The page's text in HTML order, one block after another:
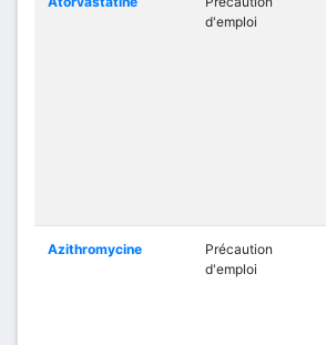
d'emploi
Azithromycine
Précaution
d'emploi